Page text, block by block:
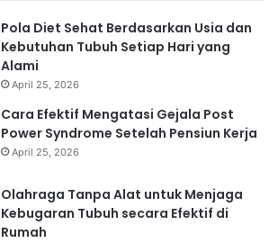
Pola Diet Sehat Berdasarkan Usia dan
Kebutuhan Tubuh Setiap Hari yang
Alami
April 25, 2026
Cara Efektif Mengatasi Gejala Post
Power Syndrome Setelah Pensiun Kerja
April 25, 2026
Olahraga Tanpa Alat untuk Menjaga
Kebugaran Tubuh secara Efektif di
Rumah